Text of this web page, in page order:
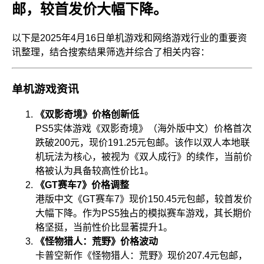
邮，较首发价大幅下降。
以下是2025年4月16日单机游戏和网络游戏行业的重要资
讯整理，结合搜索结果筛选并综合了相关内容：
单机游戏资讯
《双影奇境》价格创新低
PS5实体游戏《双影奇境》（海外版中文）价格首次
跌破200元，现价191.25元包邮。该作以双人本地联
机玩法为核心，被视为《双人成行》的续作，当前价
格被认为具备较高性价比1。
《GT赛车7》价格调整
港版中文《GT赛车7》现价150.45元包邮，较首发价
大幅下降。作为PS5独占的模拟赛车游戏，其长期价
格坚挺，当前性价比显著提升1。
《怪物猎人：荒野》价格波动
卡普空新作《怪物猎人：荒野》现价207.4元包邮，